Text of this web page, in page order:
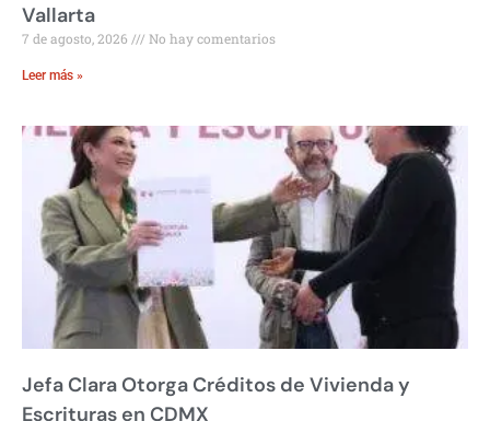
Vallarta
7 de agosto, 2026 No hay comentarios
Leer más »
Jefa Clara Otorga Créditos de Vivienda y
Escrituras en CDMX